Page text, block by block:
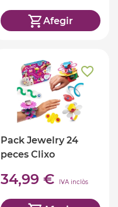
Afegir
Pack Jewelry 24
peces Clixo
34,99 € IVA inclòs